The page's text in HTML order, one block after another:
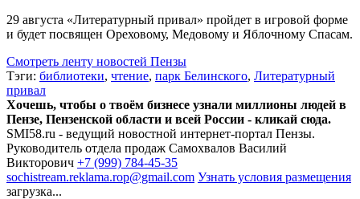
29 августа «Литературный привал» пройдет в игровой форме
и будет посвящен Ореховому, Медовому и Яблочному Спасам.
Смотреть ленту новостей Пензы
Тэги: библиотеки, чтение, парк Белинского, Литературный
привал
Хочешь, чтобы о твоём бизнесе узнали миллионы людей в
Пензе, Пензенской области и всей России - кликай сюда.
SMI58.ru - ведущий новостной интернет-портал Пензы.
Руководитель отдела продаж Самохвалов Василий
Викторович +7 (999) 784-45-35
sochistream.reklama.rop@gmail.com Узнать условия размещения
загрузка...